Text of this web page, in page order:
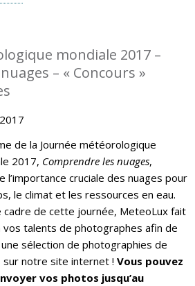
mondiale 2017 –
– « Concours »
de la Journée météorologique
2017, Comprendre les nuages,
l’importance cruciale des nuages pour
le climat et les ressources en eau.
cadre de cette journée, MeteoLux fait
vos talents de photographes afin de
sélection de photographies de
sur notre site internet ! Vous pouvez
vos photos jusqu’au